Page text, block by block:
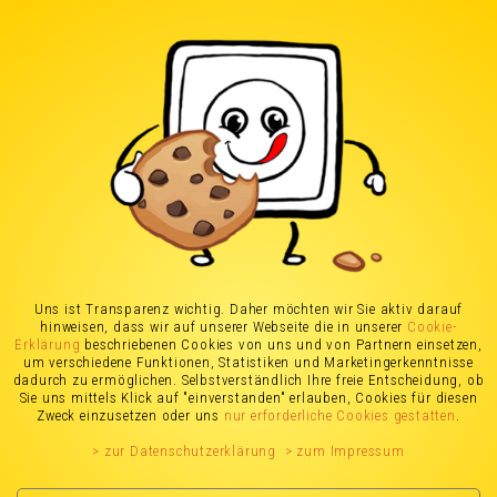
Uns ist Transparenz wichtig. Daher möchten wir Sie aktiv darauf
hinweisen, dass wir auf unserer Webseite die in unserer Cookie-
Erklärung beschriebenen Cookies von uns und von Partnern einsetzen,
um verschiedene Funktionen, Statistiken und Marketingerkenntnisse
dadurch zu ermöglichen. Selbstverständlich Ihre freie Entscheidung, ob
Sie uns mittels Klick auf "einverstanden" erlauben, Cookies für diesen
Zweck einzusetzen oder uns nur erforderliche Cookies gestatten .
> zur Datenschutzerklärung > zum Impressum
Stromanbieter in
Sindelfingen
(Stand: 06.07.2026)
Stromanbieter Vergleich
für Sindelfingen